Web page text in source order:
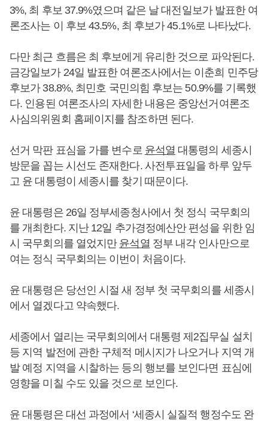
3%, 최 후보 37.9%였으며 같은 날 대전일보가 발표한 여
론조사는 이 후보 43.5%, 최 후보가 45.1%로 나타났다.
다만 최근 흐름은 최 후보에게 유리한 것으로 파악된다.
금강일보가 24일 발표한 여론조사에서는 이춘희 민주당
후보가 38.8%, 최민호 국민의힘 후보는 50.9%를 기록했
다. 인용된 여론조사의 자세한 내용은 중앙선거여론조
사심의위원회 홈페이지를 참조하면 된다.
선거 막판 표심을 가를 변수로 윤석열 대통령의 세종시
방문을 꼽는 시선도 존재한다. 사전투표일을 하루 앞두
고 윤 대통령이 세종시를 찾기 때문이다.
윤 대통령은 26일 정부세종청사에서 첫 정식 국무회의
를 개최한다. 지난 12일 추가경정예산안 편성을 위한 임
시 국무회의를 열었지만 윤석열 정부 내각 인사만으로
여는 정식 국무회의는 이번이 처음이다.
윤 대통령은 당선인 시절 새 정부 첫 국무회의를 세종시
에서 열겠다고 약속했다.
세종에서 열리는 국무회의에서 대통령 제2집무실 설치
등 지역 발전에 관한 구체적 메시지가 나오거나 지역 개
발 예정 지역을 시찰하는 등의 행보를 보인다면 표심에
영향을 미칠 수도 있을 것으로 보인다.
윤 대통령은 대선 과정에서 ‘세종시 실질적 행정수도 완